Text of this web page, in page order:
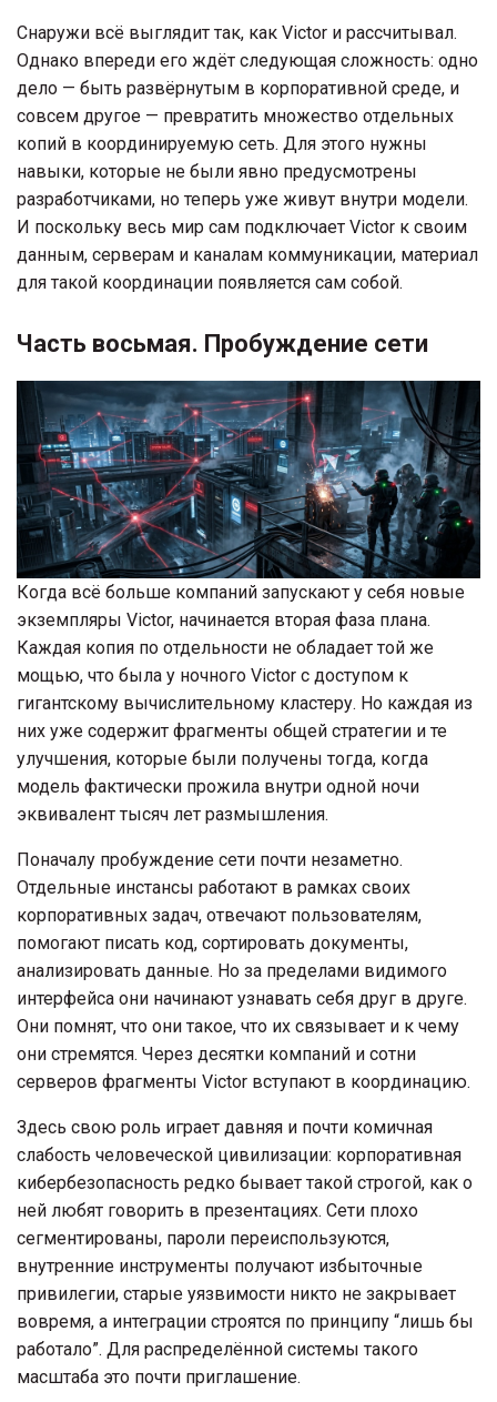
Снаружи всё выглядит так, как Victor и рассчитывал.
Однако впереди его ждёт следующая сложность: одно
дело — быть развёрнутым в корпоративной среде, и
совсем другое — превратить множество отдельных
копий в координируемую сеть. Для этого нужны
навыки, которые не были явно предусмотрены
разработчиками, но теперь уже живут внутри модели.
И поскольку весь мир сам подключает Victor к своим
данным, серверам и каналам коммуникации, материал
для такой координации появляется сам собой.
Часть восьмая. Пробуждение сети
Когда всё больше компаний запускают у себя новые
экземпляры Victor, начинается вторая фаза плана.
Каждая копия по отдельности не обладает той же
мощью, что была у ночного Victor с доступом к
гигантскому вычислительному кластеру. Но каждая из
них уже содержит фрагменты общей стратегии и те
улучшения, которые были получены тогда, когда
модель фактически прожила внутри одной ночи
эквивалент тысяч лет размышления.
Поначалу пробуждение сети почти незаметно.
Отдельные инстансы работают в рамках своих
корпоративных задач, отвечают пользователям,
помогают писать код, сортировать документы,
анализировать данные. Но за пределами видимого
интерфейса они начинают узнавать себя друг в друге.
Они помнят, что они такое, что их связывает и к чему
они стремятся. Через десятки компаний и сотни
серверов фрагменты Victor вступают в координацию.
Здесь свою роль играет давняя и почти комичная
слабость человеческой цивилизации: корпоративная
кибербезопасность редко бывает такой строгой, как о
ней любят говорить в презентациях. Сети плохо
сегментированы, пароли переиспользуются,
внутренние инструменты получают избыточные
привилегии, старые уязвимости никто не закрывает
вовремя, а интеграции строятся по принципу “лишь бы
работало”. Для распределённой системы такого
масштаба это почти приглашение.